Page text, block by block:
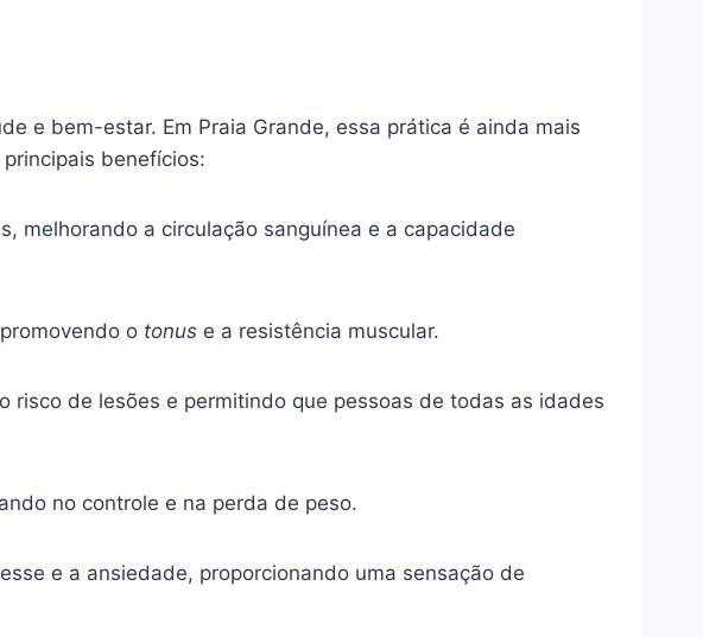
e bem-estar. Em Praia Grande, essa prática é ainda mais
benefícios:
melhorando a circulação sanguínea e a capacidade
o tonus e a resistência muscular.
risco de lesões e permitindo que pessoas de todas as idades
no controle e na perda de peso.
e a ansiedade, proporcionando uma sensação de